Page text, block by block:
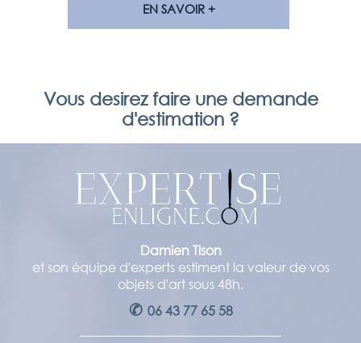
EN SAVOIR +
Vous desirez faire une demande
d'estimation ?
Damien Tison
et son équipe d'experts estiment la valeur de vos
objets d'art sous 48h.
✆ 06 43 77 65 58